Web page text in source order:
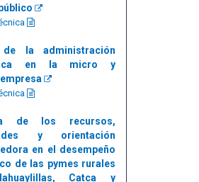
de la administración
en la micro y
de los recursos,
y orientación
en el desempeño
de las pymes rurales
Catca y